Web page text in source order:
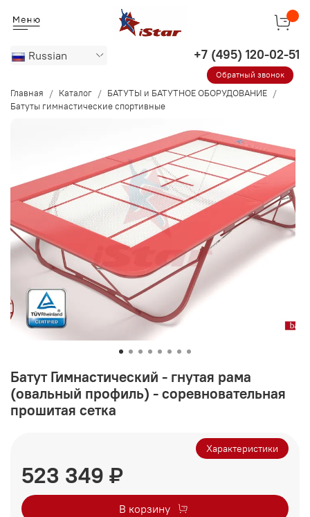
Russian ‭+7 (495) 120-02-51‬
Обратный звонок
Главная Каталог
БАТУТЫ и БАТУТНОЕ ОБОРУДОВАНИЕ
Батуты гимнастические спортивные
Батут Гимнастический - гнутая рама
(овальный профиль) - соревновательная
прошитая сетка
523 349 ₽
В корзину
Характеристики